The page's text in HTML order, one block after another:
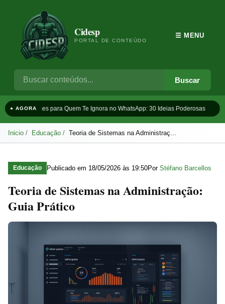
Cidesp
PORTAL DE CONTEÚDO
Buscar
☰ MENU
● AGORAFrases para Quem Te Ignora no WhatsApp: 30 Ideias Poderosas
Inicio Educação Teoria de Sistemas na Administraç...
Educação Publicado em 18/05/2026 às 19:50Por Stéfano Barcellos
Teoria de Sistemas na Administração:
Guia Prático